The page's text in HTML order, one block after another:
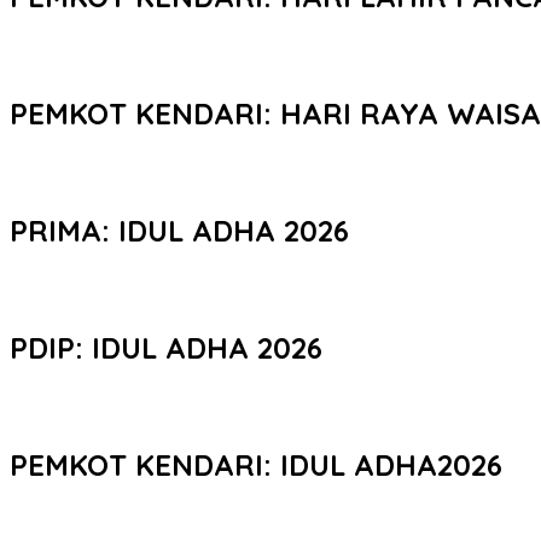
PEMKOT KENDARI: HARI RAYA
PRIMA: IDUL ADHA 2026
PDIP: IDUL ADHA 2026
PEMKOT KENDARI: IDUL ADHA2026